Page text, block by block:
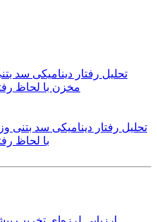
تحلیل رفتار دینامیکی سد
با لحاظ